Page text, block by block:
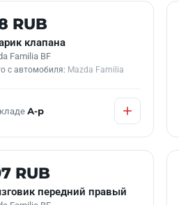
НАЛИЧИИ
RUB
клапана
Familia BF
с автомобиля: Mazda Familia
А-р
В НАЛИЧИИ
RUB
передний правый